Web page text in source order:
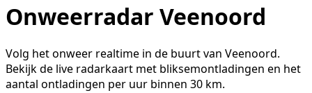
Onweerradar Veenoord
Volg het onweer realtime in de buurt van Veenoord.
Bekijk de live radarkaart met bliksemontladingen en het
aantal ontladingen per uur binnen 30 km.